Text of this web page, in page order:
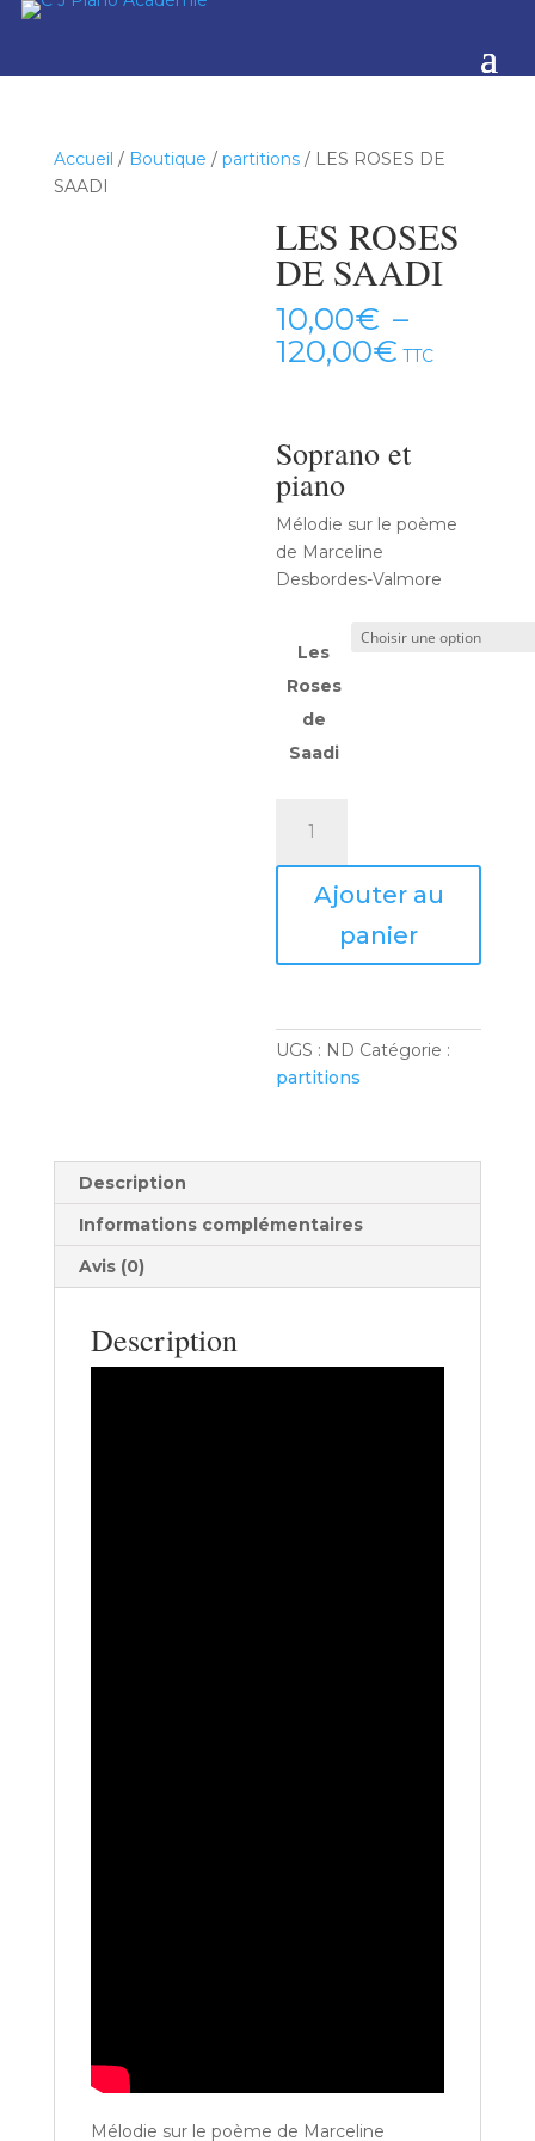
Accueil / Boutique / partitions/ LES ROSES DE
SAADI
LES ROSES
DE SAADI
10,00€ –
120,00€Plage
à
TTC
Soprano et
piano
Mélodie sur le poème
de Marceline
Desbordes-Valmore
Les
Roses
de
Saadi
LES
ROSESAjouter au
panier
UGS : ND Catégorie :
partitions
Description
Informations complémentaires
Avis (0)
Description
Mélodie sur le poème de Marceline